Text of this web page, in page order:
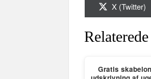
Share
X (Twitter)
Gratis